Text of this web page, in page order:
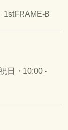
1stFRAME-B
日・10:00 -